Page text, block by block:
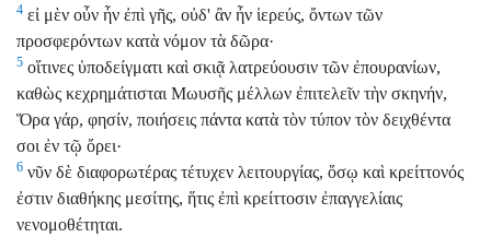
4 εἰ μὲν οὖν ἦν ἐπὶ γῆς, οὐδ' ἂν ἦν ἱερεύς, ὄντων τῶν
προσφερόντων κατὰ νόμον τὰ δῶρα·
5 οἵτινες ὑποδείγματι καὶ σκιᾷ λατρεύουσιν τῶν ἐπουρανίων,
καθὼς κεχρημάτισται Μωυσῆς μέλλων ἐπιτελεῖν τὴν σκηνήν,
Ὅρα γάρ, φησίν, ποιήσεις πάντα κατὰ τὸν τύπον τὸν δειχθέντα
σοι ἐν τῷ ὄρει·
6 νῦν δὲ διαφορωτέρας τέτυχεν λειτουργίας, ὅσῳ καὶ κρείττονός
ἐστιν διαθήκης μεσίτης, ἥτις ἐπὶ κρείττοσιν ἐπαγγελίαις
νενομοθέτηται.